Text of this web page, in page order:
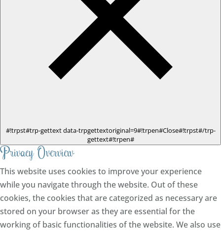
#!trpst#trp-gettext data-trpgettextoriginal=9#!trpen#Close#!trpst#/trp-
gettext#!trpen#
Privacy Overview
This website uses cookies to improve your experience
while you navigate through the website. Out of these
cookies, the cookies that are categorized as necessary are
stored on your browser as they are essential for the
working of basic functionalities of the website. We also use